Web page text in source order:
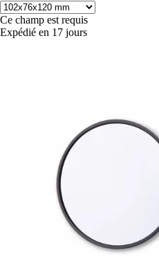
Ce champ est requis
Expédié en 17 jours